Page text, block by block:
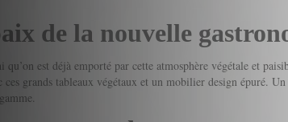
de la nouvelle
qu’on est déjà emporté par cette atmosphère végétale et
ces grands tableaux végétaux et un mobilier design épuré.